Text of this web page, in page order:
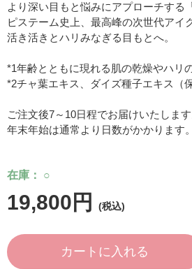
在庫 ○
19,800円
カートに入れる
より深い目もと悩みにアプローチする
ピステーム史上、最高峰の次世代アイ
活き活きとハリみなぎる目もとへ。
*1年齢とともに現れる肌の乾燥やハリ
*2チャ葉エキス、ダイズ種子エキス（
ご注文後7～10日程でお届けいたします
年末年始は通常より日数がかかります。